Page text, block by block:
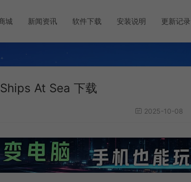
城 新闻资讯 软件下载 安装说明 更新记录
At Sea 下载
2025-10-08